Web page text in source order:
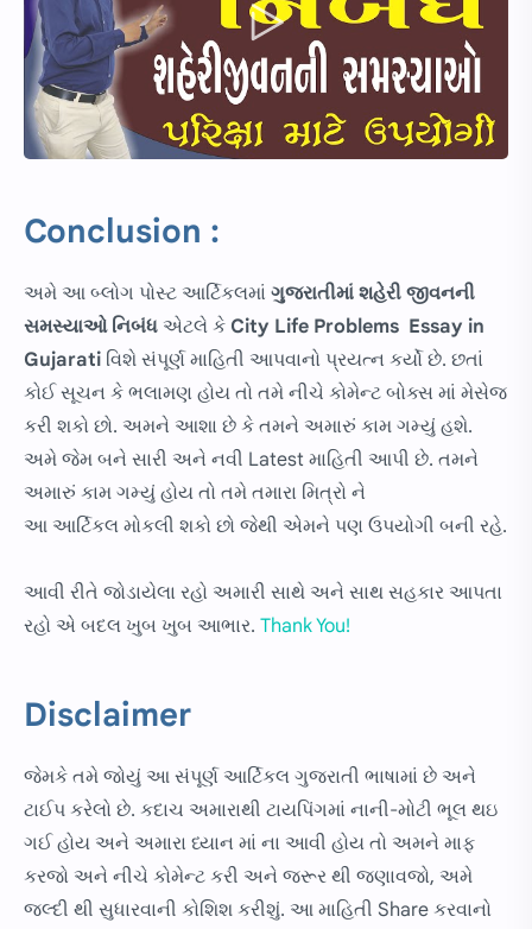
Conclusion :
અમે આ બ્લોગ પોસ્ટ આર્ટિકલમાં ગુજરાતીમાં શહેરી જીવનની
સમસ્યાઓ નિબંધ એટલે કે City Life Problems Essay in
Gujarati વિશે સંપૂર્ણ માહિતી આપવાનો પ્રયત્ન કર્યો છે. છતાં
કોઈ સૂચન કે ભલામણ હોય તો તમે નીચે કોમેન્ટ બોક્સ માં મેસેજ
કરી શકો છો. અમને આશા છે કે તમને અમારું કામ ગમ્યું હશે.
અમે જેમ બને સારી અને નવી Latest માહિતી આપી છે. તમને
અમારું કામ ગમ્યું હોય તો તમે તમારા મિત્રો ને
આ આર્ટિકલ મોકલી શકો છો જેથી એમને પણ ઉપયોગી બની રહે.
આવી રીતે જોડાયેલા રહો અમારી સાથે અને સાથ સહકાર આપતા
રહો એ બદલ ખુબ ખુબ આભાર. Thank You!
Disclaimer
જેમકે તમે જોયું આ સંપૂર્ણ આર્ટિકલ ગુજરાતી ભાષામાં છે અને
ટાઈપ કરેલો છે. કદાચ અમારાથી ટાયપિંગમાં નાની-મોટી ભૂલ થઇ
ગઈ હોય અને અમારા ધ્યાન માં ના આવી હોય તો અમને માફ
કરજો અને નીચે કોમેન્ટ કરી અને જરૂર થી જણાવજો, અમે
જલ્દી થી સુધારવાની કોશિશ કરીશું. આ માહિતી Share કરવાનો